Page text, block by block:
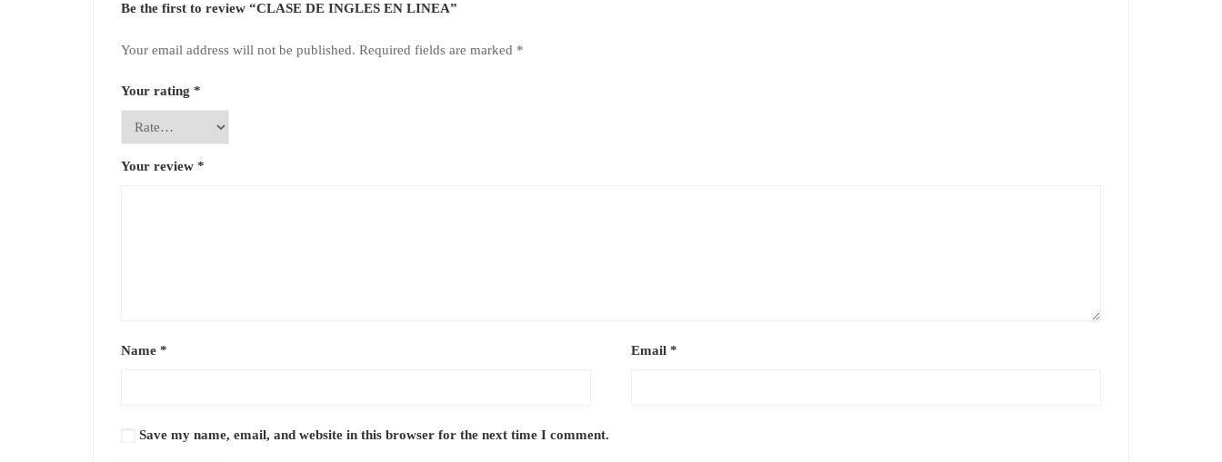
Be the first to review “CLASE DE INGLES EN LINEA”
Your email address will not be published. Required fields are marked *
Your rating *
Your review *
Name * Email *
Save my name, email, and website in this browser for the next time I comment.